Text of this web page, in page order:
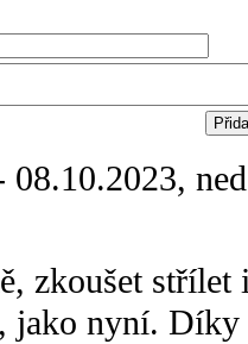
08.10.2023,
zkoušet střílet
jako nyní. Díky